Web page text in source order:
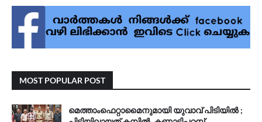
MOST POPULAR POST
മെത്താംഫെറ്റാമൈനുമായി യുവാവ് പിടിയിൽ ;